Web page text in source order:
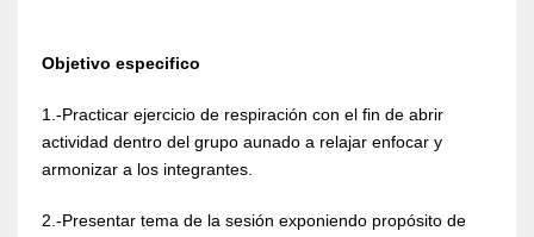
Objetivo especifico
1.-Practicar ejercicio de respiración con el fin de abrir
actividad dentro del grupo aunado a relajar enfocar y
armonizar a los integrantes.
2.-Presentar tema de la sesión exponiendo propósito de